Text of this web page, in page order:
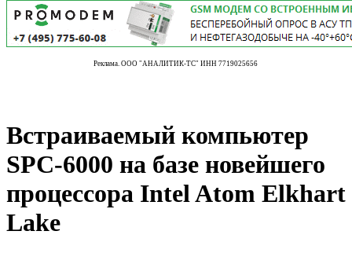
Реклама. ООО "АНАЛИТИК-ТС" ИНН 7719025656
Встраиваемый компьютер
SPC-6000 на базе новейшего
процессора Intel Atom Elkhart
Lake